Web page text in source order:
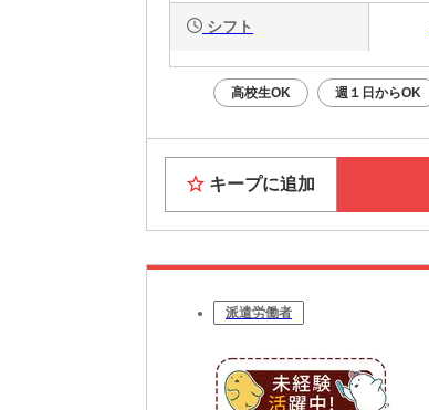
シフト
高校生OK 週１日からOK
キープに追加
派遣労働者